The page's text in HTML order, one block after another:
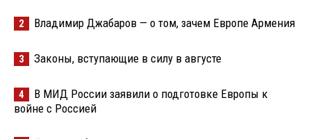
2 Владимир Джабаров — о том, зачем Европе Армения
3 Законы, вступающие в силу в августе
4
В МИД России заявили о подготовке Европы к
войне с Россией